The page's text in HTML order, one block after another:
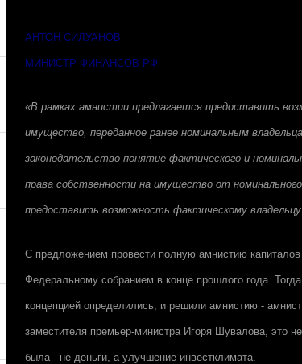
АНТОН СИЛУАНОВ
МИНИСТР ФИНАНСОВ РФ
«В рамках амнистии предлагается предоставить
имущество, переданное ранее номинальным
законодательство понятие фактического и
права собственности на имущество от
предоставить возможность фактическому
С предложением провести полную амнистию
Федеральному собранием в конце прошлого года.
концепцией определились, и решили амнистию -
заместителя премьер-министра Игоря Шувалова, это
была - не деньги, а улучшение инвестклимата.